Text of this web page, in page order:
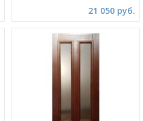
21 050 руб.